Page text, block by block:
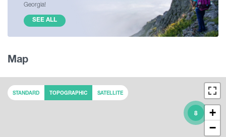
Georgia!
SEE ALL
Map
8
+
−
STANDARD TOPOGRAPHIC SATELLITE